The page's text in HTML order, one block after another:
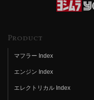
Product
マフラー Index
エンジン Index
エレクトリカル Index